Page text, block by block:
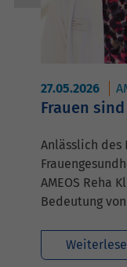
27.05.2026
Frauen
Anlässlich
AMEOS Reha
Bedeutung